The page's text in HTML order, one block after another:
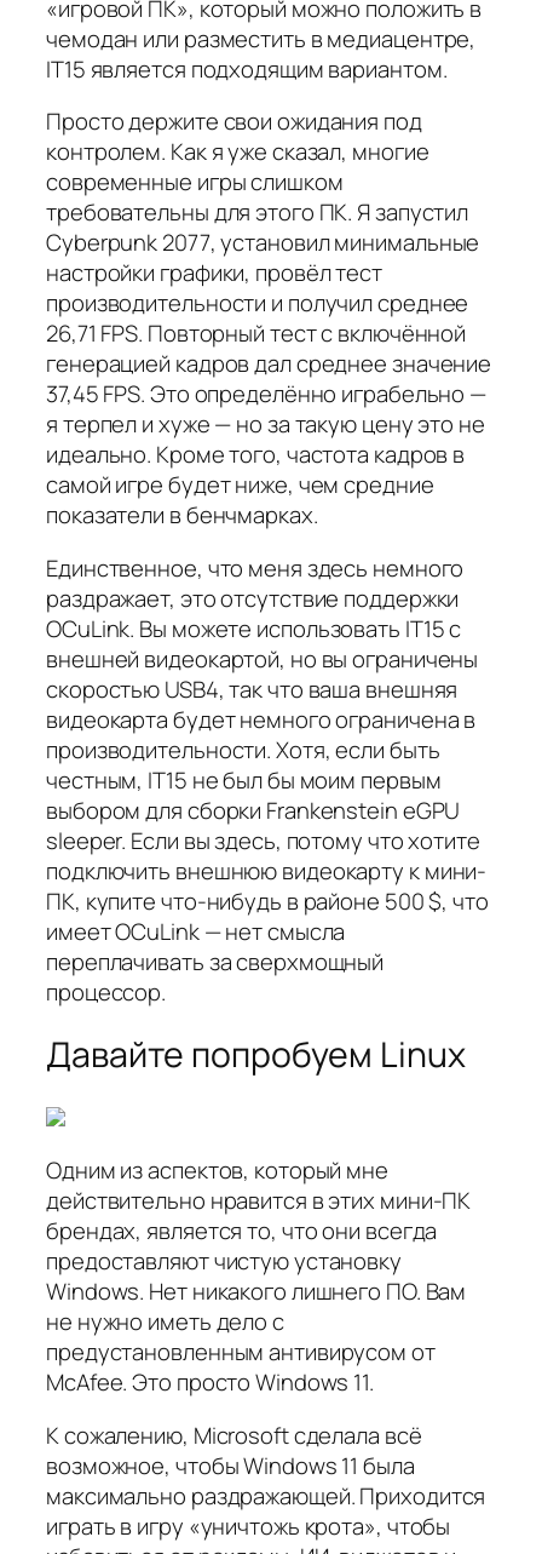
«игровой ПК», который можно положить в
чемодан или разместить в медиацентре,
IT15 является подходящим вариантом.
Просто держите свои ожидания под
контролем. Как я уже сказал, многие
современные игры слишком
требовательны для этого ПК. Я запустил
Cyberpunk 2077, установил минимальные
настройки графики, провёл тест
производительности и получил среднее
26,71 FPS. Повторный тест с включённой
генерацией кадров дал среднее значение
37,45 FPS. Это определённо играбельно —
я терпел и хуже — но за такую цену это не
идеально. Кроме того, частота кадров в
самой игре будет ниже, чем средние
показатели в бенчмарках.
Единственное, что меня здесь немного
раздражает, это отсутствие поддержки
OCuLink. Вы можете использовать IT15 с
внешней видеокартой, но вы ограничены
скоростью USB4, так что ваша внешняя
видеокарта будет немного ограничена в
производительности. Хотя, если быть
честным, IT15 не был бы моим первым
выбором для сборки Frankenstein eGPU
sleeper. Если вы здесь, потому что хотите
подключить внешнюю видеокарту к мини-
ПК, купите что-нибудь в районе 500 $, что
имеет OCuLink — нет смысла
переплачивать за сверхмощный
процессор.
Давайте попробуем Linux
Одним из аспектов, который мне
действительно нравится в этих мини-ПК
брендах, является то, что они всегда
предоставляют чистую установку
Windows. Нет никакого лишнего ПО. Вам
не нужно иметь дело с
предустановленным антивирусом от
McAfee. Это просто Windows 11.
К сожалению, Microsoft сделала всё
возможное, чтобы Windows 11 была
максимально раздражающей. Приходится
играть в игру «уничтожь крота», чтобы